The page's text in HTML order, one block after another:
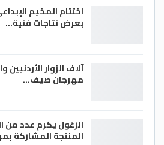
اختتام المخيم
بعرض نتاجات فنية…
آلاف الزوار
مهرجان صيف…
الزغول يكرم عدد من
المنتجة المشاركة